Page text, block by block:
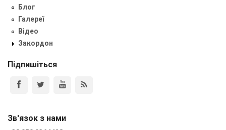
Блог
Галереї
Відео
Закордон
Підпишіться
Зв'язок з нами